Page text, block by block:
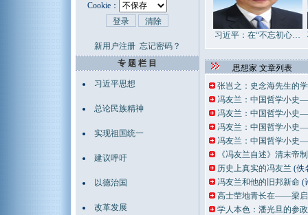
Cookie：
新用户注册 忘记密码？
专 题 栏 目
习近平思想
总论民族精神
实现祖国统一
建议呼吁
以德治国
改革发展
习近平：在“不忘初心…
思想家 文章列表
张岂之：史念海先生的
冯友兰：中国哲学小
冯友兰：中国哲学小史
冯友兰：中国哲学小史
冯友兰：中国哲学小史
《冯友兰自述》清末帝
历史上真实的冯友兰 (佚
冯友兰和他的旧邦新命 (
高士茔地青长在——梁
学人本色：潘光旦的参